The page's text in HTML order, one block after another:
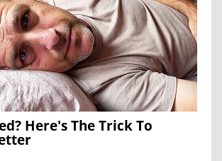
Here's The Trick To